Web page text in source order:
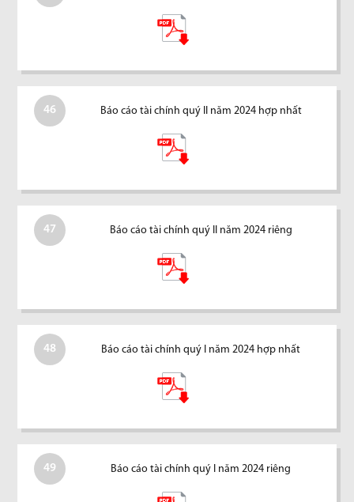
46 Báo cáo tài chính quý II năm 2024 hợp nhất
47 Báo cáo tài chính quý II năm 2024 riêng
48 Báo cáo tài chính quý I năm 2024 hợp nhất
49 Báo cáo tài chính quý I năm 2024 riêng